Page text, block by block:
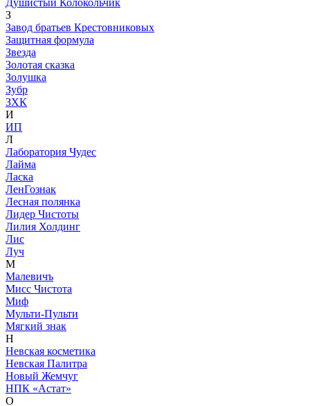
Душистый Колокольчик
З
Завод братьев Крестовниковых
Защитная формула
Звезда
Золотая сказка
Золушка
Зубр
ЗХК
И
ИП
Л
Лаборатория Чудес
Лайма
Ласка
ЛенГознак
Лесная полянка
Лидер Чистоты
Лилия Холдинг
Лис
Луч
М
Малевичъ
Мисс Чистота
Миф
Мульти-Пульти
Мягкий знак
Н
Невская косметика
Невская Палитра
Новый Жемчуг
НПК «Астат»
О